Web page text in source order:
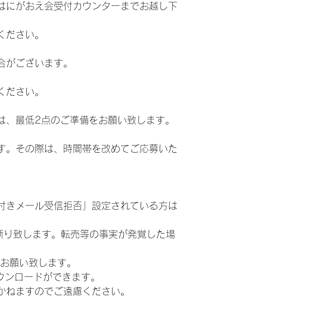
にがおえ会受付カウンターまでお越し下
さい。
ございます。
さい。
最低2点のご準備をお願い致します。
その際は、時間帯を改めてご応募いた
きメール受信拒否」設定されている方は
致します。転売等の事実が発覚した場
願い致します。
ロードができます。
ますのでご遠慮ください。